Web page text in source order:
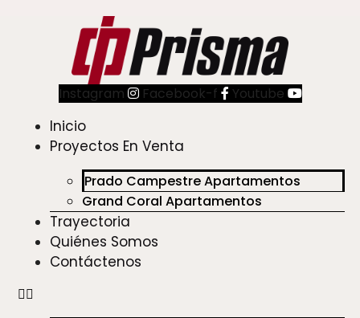
Instagram Facebook-f Youtube
Inicio
Proyectos En Venta
Prado Campestre Apartamentos
Grand Coral Apartamentos
Trayectoria
Quiénes Somos
Contáctenos